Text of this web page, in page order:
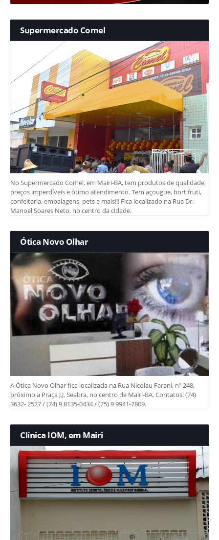
Supermercado Comel
No Supermercado Comel, em Mairi-BA, tem produtos de qualidade,
preços imperdíveis e ótimo atendimento. Tem açougue, hortifruti,
confeitaria, embalagens, pets e mais!!! Fica localizado na Rua Dr.
Manoel Soares Neto, no centro da cidade.
Ótica Novo Olhar
A Ótica Novo Olhar fica localizada na Rua Nicolau Farani, nº 248,
próximo a Praça J.J. Seabra, no centro de Mairi-BA. Contatos: (74)
3632- 2527 / (74) 9 8135-0434 / (75) 9 9941-7809.
Clínica IOM, em Mairi